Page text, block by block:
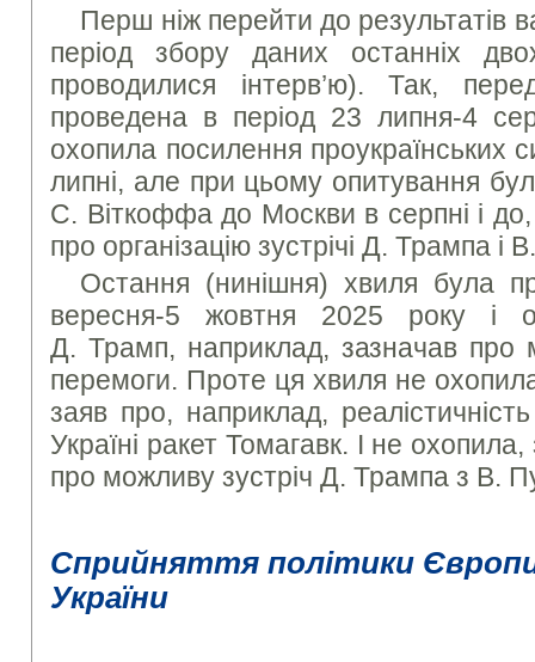
Перш ніж перейти до результатів
період збору даних останніх
проводилися інтерв’ю). Так,
проведена в період 23 липня-4
охопила посилення проукраїнських
липні, але при цьому опитування
С. Віткоффа до Москви в серпні і до,
про організацію зустрічі Д. Трампа і
Остання (нинішня) хвиля була
вересня-5 жовтня 2025 року і
Д. Трамп, наприклад, зазначав про
перемоги. Проте ця хвиля не
заяв про, наприклад,
Україні ракет Томагавк. І не
про можливу зустріч Д. Трампа з В.
Сприйняття політики
України